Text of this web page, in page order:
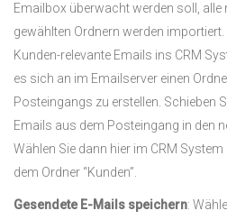
Emailbox überwacht werden soll, alle
gewählten Ordnern werden
Kunden-relevante Emails ins CRM
es sich an im Emailserver einen
Posteingangs zu erstellen. Schieben
Emails aus dem Posteingang in den
Wählen Sie dann hier im CRM
dem Ordner “Kunden”.
Gesendete E-Mails speichern: